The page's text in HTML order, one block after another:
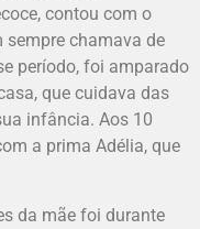
contou com o
sempre chamava de
período, foi amparado
que cuidava das
infância. Aos 10
a prima Adélia, que
da mãe foi durante